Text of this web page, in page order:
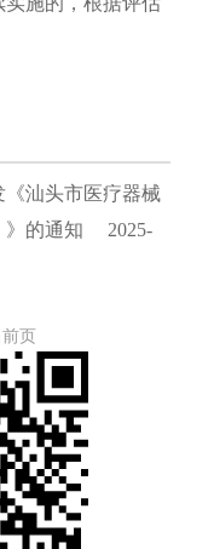
汕头市医疗器械
》的通知
2025-
页